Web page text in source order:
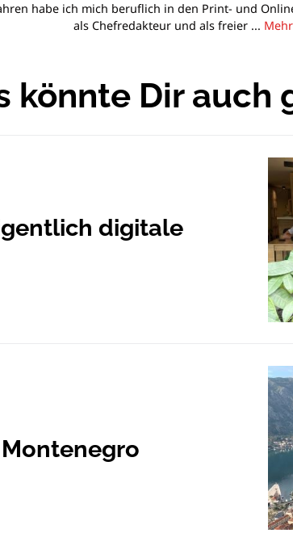
habe ich mich beruflich in den Print- und
als Chefredakteur und als freier ... Mehr
könnte Dir auch
digitale